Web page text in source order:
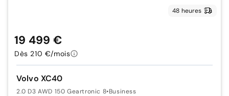
48 heures
Volvo XC40
2.0 D3 AWD 150 Geartronic 8•Business
19 499 €
Dès 210 €/mois